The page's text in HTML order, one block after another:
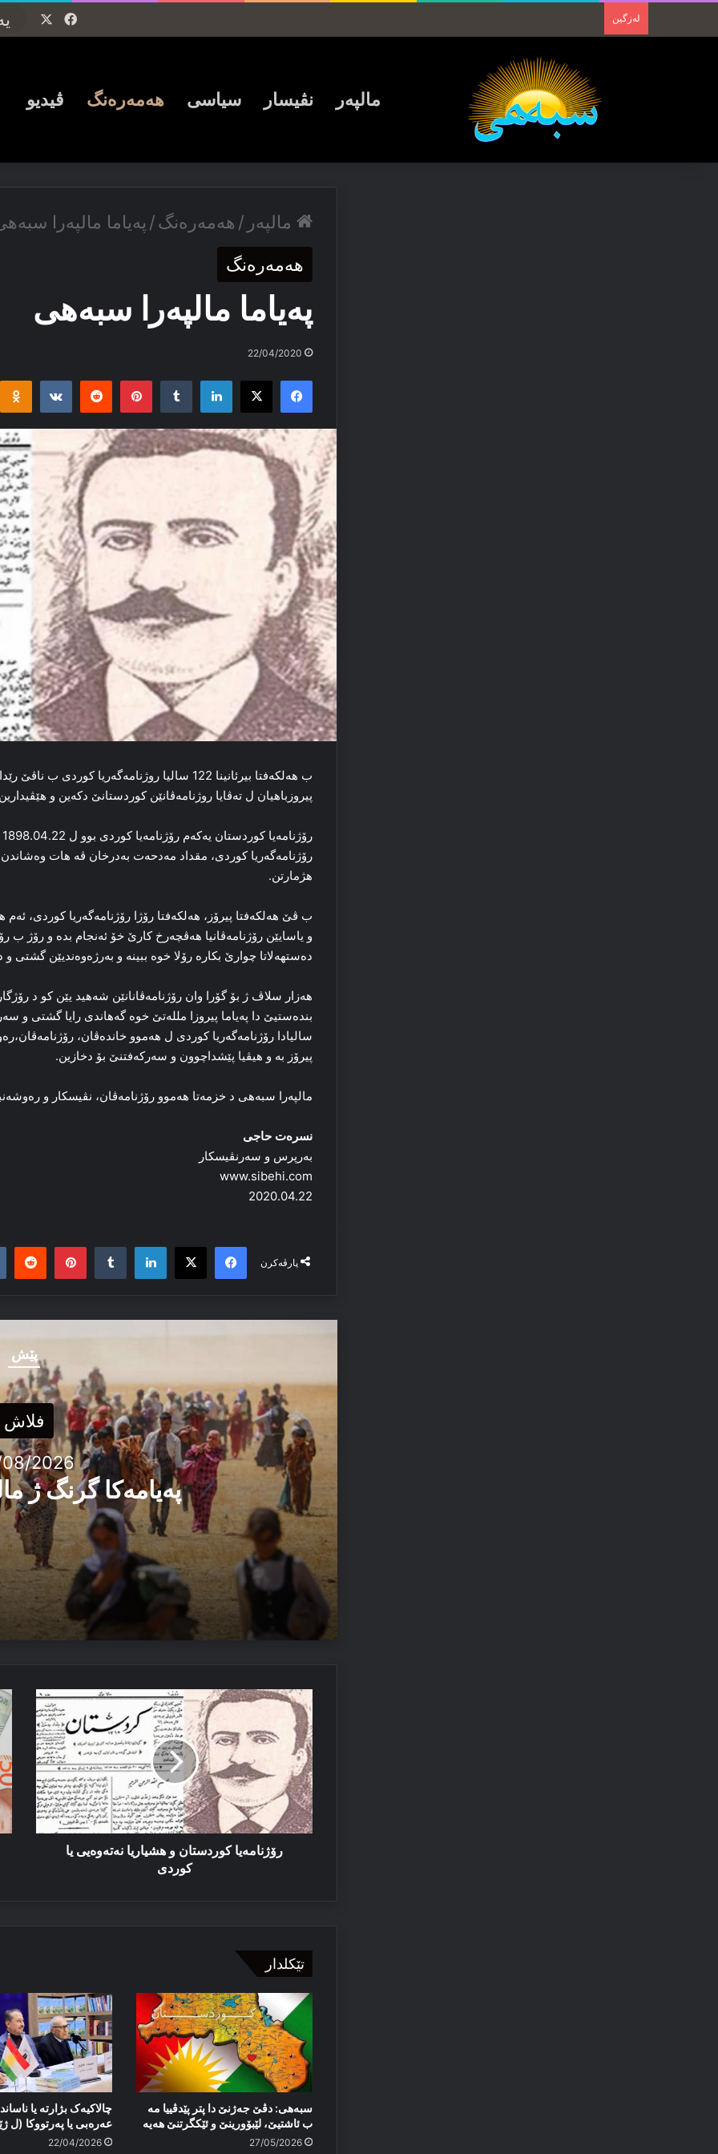
لەزگین Facebook
مالپەر نڤیسار سیاسی ھەمەرەنگ ڤیدیو
مالپەر / ھەمەرەنگ/ پەیاما مالپەرا
ھەمەرەنگ
پەیاما مالپەرا سبەھی
22/04/2020
Facebook
X
LinkedIn
Tumblr
Pinterest
Reddit
ب هەلكەفتا بیرئانینا 122 سالیا روژنامەگەریا
پیروزباهیان ل تەڤایا روژنامەڤانێن كوردستانێ دكەین و
رۆژنامەگەریا كوردی، مقداد مەدحەت بەدرخان ڤە ھات وەشاندن
هژمارتن.
ب ڤێ ھەلكەفتا پیرۆز، ھەلكەفتا رۆژا رۆژنامەگەریا كوردی،
و یاسایێن رۆژنامەڤانیا هەڤچەرخ كارێ‌ خۆ ئەنجام بدە و رۆژ
دەستهەلاتا چوارێ‌ بكارە رۆلا خوە ببینە و بەرژەوەندیێن گشتی و
ھەزار سلاڤ ژ بۆ گۆرا وان رۆژنامەڤانانێن شەھید یێن كو د
بندەستیێ‌ دا پەیاما پیروزا مللەتێ‌ خوە گەهاندی رایا گشتی و
سالیادا رۆژنامەگەریا كوردی ل ھەموو خاندەڤان،
پیرۆز بە و هیڤیا پێشداچوون و سەركەفتنێ‌ بۆ دخازین.
مالپەرا سبەھی د خزمەتا ھەموو رۆژنامەڤان، نڤیسكار و
نسرەت حاجی
بەرپرس و سەرنڤیسكار
www.sibehi.com
2020.04.22
پارڤەکرن
Facebook
X
LinkedIn
Tumblr
پێش
فلاش
2026
پەیامەكا گرنگ ژ
03/08/2026
پەیامەكا گرنگ ژ مالپەرێ سبەهی
پەیاما پیرۆزباهییێ بۆ سەرۆکێ هەرێما کوردستانێ
رۆژنامەیا
كوردستان
و
هشياريا
نەتەوەیى
يا
كوردى
رۆژنامەیا كوردستان و هشياريا نەتەوەیى يا
كوردى
و
نە
تێکلدار
سبەهی: دڤێ جەژنێ دا پتر پێدڤییا مە
ب ئاشتیێ، لێبۆورینێ و ئێكگرتنێ هەیە
27/05/2026
چالاکیەک بژارتە یا
عەرەبی یا پەرتووکا (ل
22/04/2026